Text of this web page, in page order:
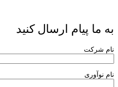
به ما پیام ارسال کنید
نام شرکت
نام نوآوری